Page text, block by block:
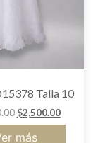
Talla 10
$2,500.00
más